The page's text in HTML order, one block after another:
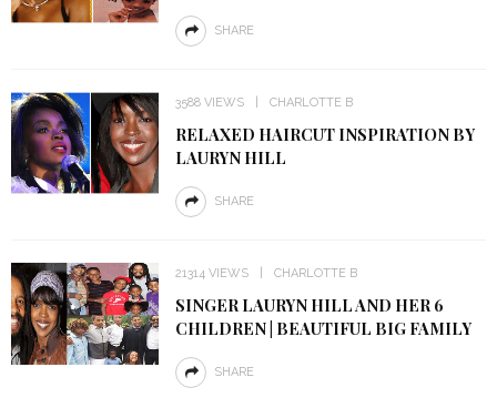
SHARE
3588 VIEWS CHARLOTTE B
RELAXED HAIRCUT INSPIRATION BY
LAURYN HILL
SHARE
21314 VIEWS CHARLOTTE B
SINGER LAURYN HILL AND HER 6
CHILDREN | BEAUTIFUL BIG FAMILY
SHARE